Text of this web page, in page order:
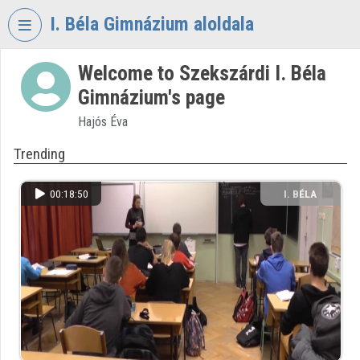
Skip header
I. Béla Gimnázium aloldala
VIDEOTORIUM
GIMNÁZIUM
Organization home
Log In
Organization discovery
Categories
Organization playlists
Welcome to Szekszárdi I. Béla
Gimnázium's page
Hajós Éva
Trending
00:18:50
I. BÉLA
GIMNÁZIUM